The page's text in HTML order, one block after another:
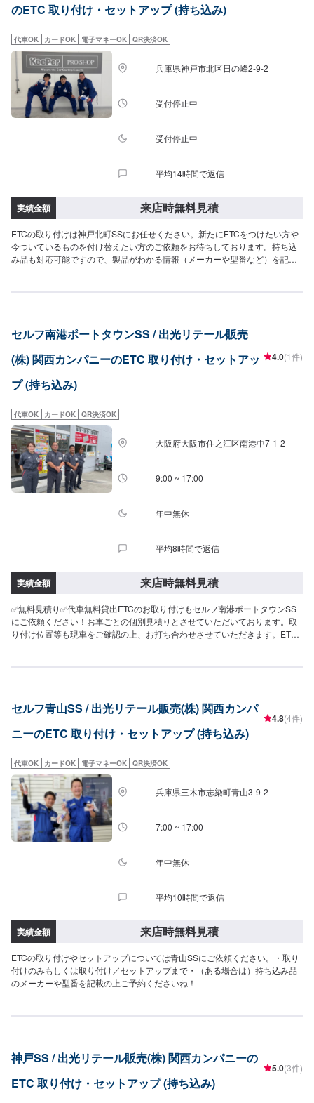
のETC 取り付け・セットアップ (持ち込み)
代車OK カードOK 電子マネーOK QR決済OK
兵庫県神戸市北区日の峰2-9-2
受付停止中
受付停止中
平均14時間で返信
実績金額 来店時無料見積
ETCの取り付けは神戸北町SSにお任せください。新たにETCをつけたい方や
今ついているものを付け替えたい方のご依頼をお待ちしております。持ち込
み品も対応可能ですので、製品がわかる情報（メーカーや型番など）を記載
セルフ南港ポートタウンSS / 出光リテール販売
(株) 関西カンパニーのETC 取り付け・セットアッ
プ (持ち込み)
4.0(1件)
代車OK カードOK QR決済OK
大阪府大阪市住之江区南港中7-1-2
9:00 ~ 17:00
年中無休
平均8時間で返信
実績金額 来店時無料見積
✅無料見積り✅代車無料貸出ETCのお取り付けもセルフ南港ポートタウンSS
にご依頼ください！お車ごとの個別見積りとさせていただいております。取
り付け位置等も現車をご確認の上、お打ち合わせさせていただきます。ETC
セルフ青山SS / 出光リテール販売(株) 関西カンパ
ニーのETC 取り付け・セットアップ (持ち込み)
4.8(4件)
代車OK カードOK 電子マネーOK QR決済OK
兵庫県三木市志染町青山3-9-2
7:00 ~ 17:00
年中無休
平均10時間で返信
実績金額 来店時無料見積
ETCの取り付けやセットアップについては青山SSにご依頼ください。・取り
付けのみもしくは取り付け／セットアップまで・（ある場合は）持ち込み品
のメーカーや型番を記載の上ご予約くださいね！
神戸SS / 出光リテール販売(株) 関西カンパニーの
ETC 取り付け・セットアップ (持ち込み)
5.0(3件)